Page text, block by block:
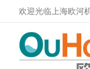
欢迎光临上海欧河